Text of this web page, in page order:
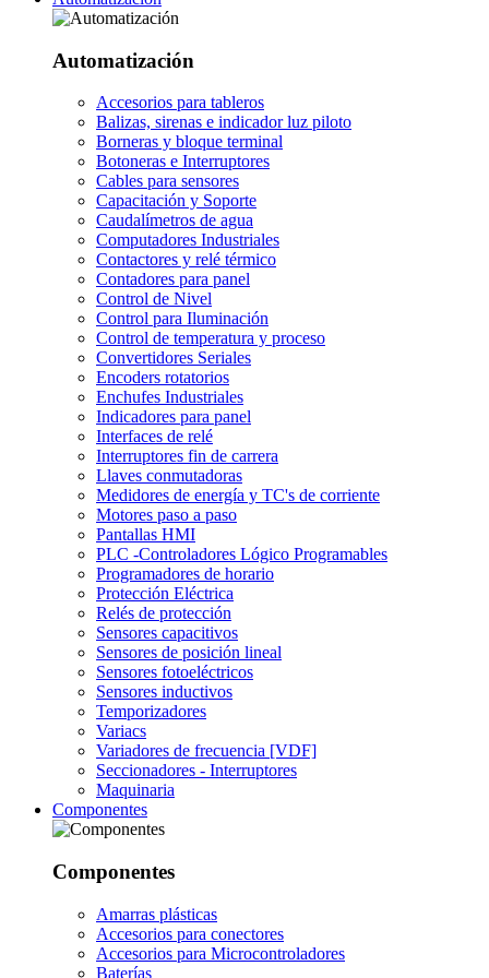
Automatización
Accesorios para tableros
Balizas, sirenas e indicador luz piloto
Borneras y bloque terminal
Botoneras e Interruptores
Cables para sensores
Capacitación y Soporte
Caudalímetros de agua
Computadores Industriales
Contactores y relé térmico
Contadores para panel
Control de Nivel
Control para Iluminación
Control de temperatura y proceso
Convertidores Seriales
Encoders rotatorios
Enchufes Industriales
Indicadores para panel
Interfaces de relé
Interruptores fin de carrera
Llaves conmutadoras
Medidores de energía y TC's de corriente
Motores paso a paso
Pantallas HMI
PLC -Controladores Lógico Programables
Programadores de horario
Protección Eléctrica
Relés de protección
Sensores capacitivos
Sensores de posición lineal
Sensores fotoeléctricos
Sensores inductivos
Temporizadores
Variacs
Variadores de frecuencia [VDF]
Seccionadores - Interruptores
Maquinaria
Componentes
Componentes
Amarras plásticas
Accesorios para conectores
Accesorios para Microcontroladores
Baterías